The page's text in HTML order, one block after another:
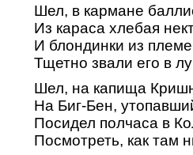
Шел, в кармане
Из караса хлебая
И блондинки из
Тщетно звали его в
Шел, на капища
На Биг-Бен,
Посидел полчаса в
Посмотреть, как там